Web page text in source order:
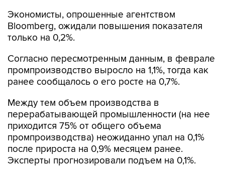
Экономисты, опрошенные агентством
Bloomberg, ожидали повышения показателя
только на 0,2%.
Согласно пересмотренным данным, в феврале
промпроизводство выросло на 1,1%, тогда как
ранее сообщалось о его росте на 0,7%.
Между тем объем производства в
перерабатывающей промышленности (на нее
приходится 75% от общего объема
промпроизводства) неожиданно упал на 0,1%
после прироста на 0,9% месяцем ранее.
Эксперты прогнозировали подъем на 0,1%.